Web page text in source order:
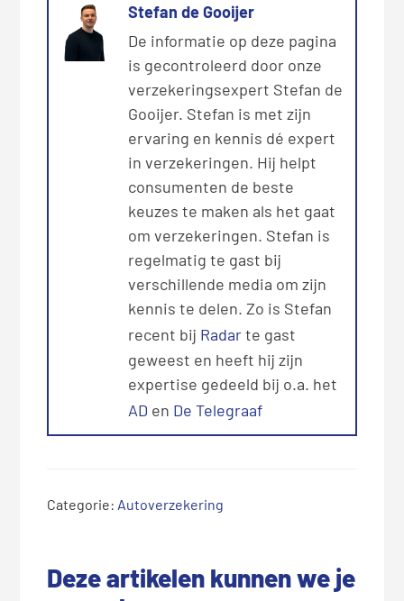
Stefan de Gooijer
De informatie op deze pagina
is gecontroleerd door onze
verzekeringsexpert Stefan de
Gooijer. Stefan is met zijn
ervaring en kennis dé expert
in verzekeringen. Hij helpt
consumenten de beste
keuzes te maken als het gaat
om verzekeringen. Stefan is
regelmatig te gast bij
verschillende media om zijn
kennis te delen. Zo is Stefan
recent bij Radarte gast
geweest en heeft hij zijn
expertise gedeeld bij o.a. het
AD en De Telegraaf
Categorie: Autoverzekering
Deze artikelen kunnen we je